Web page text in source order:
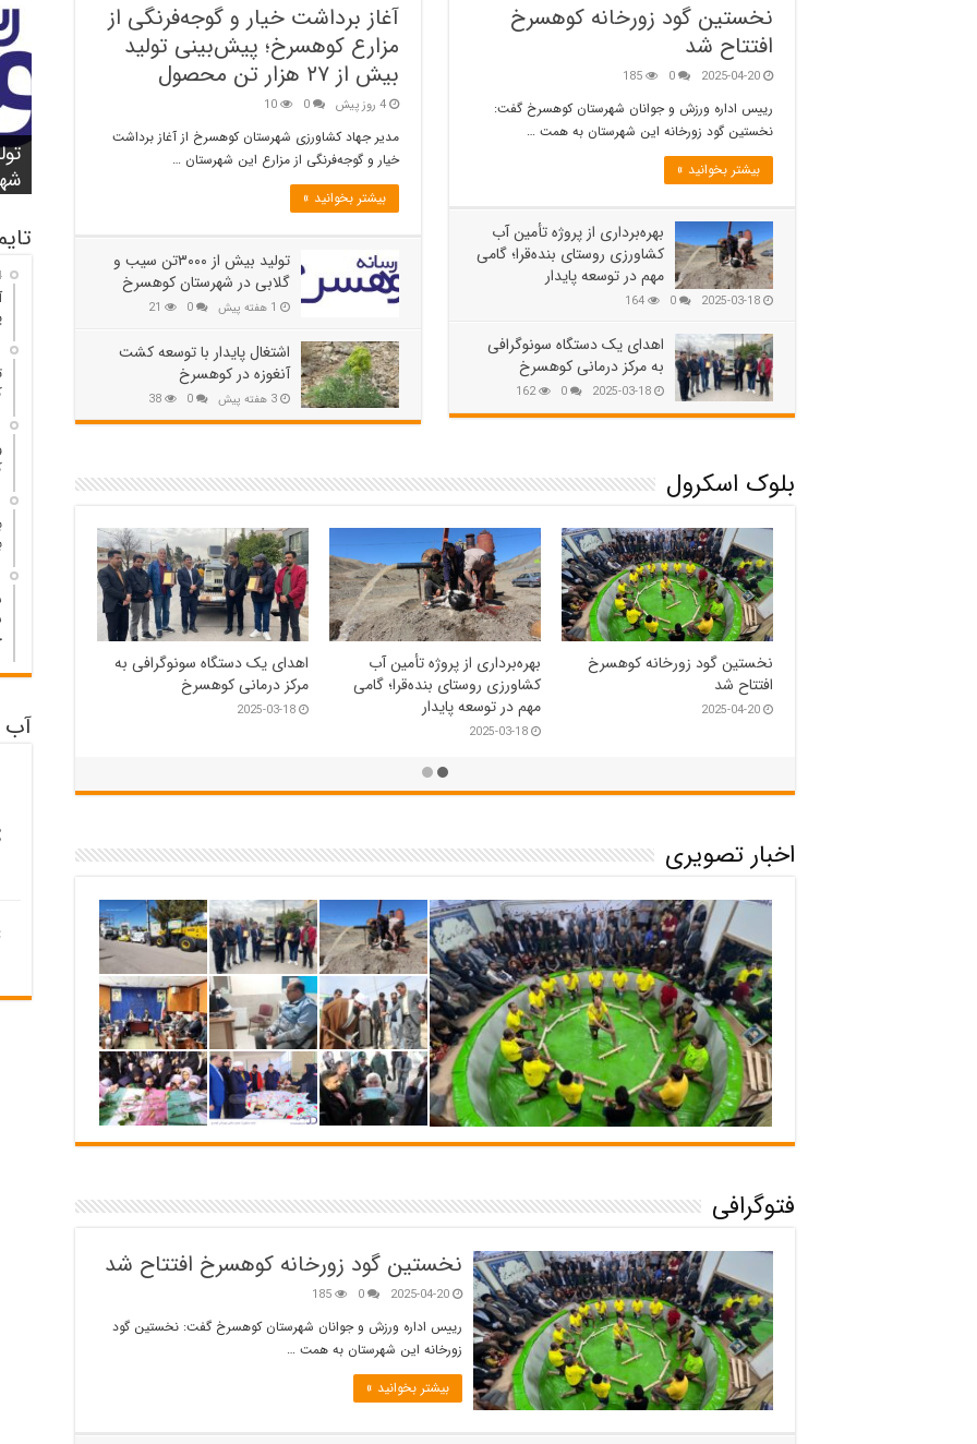
آغاز برداشت خیار و گوجه‌فرنگی از
مزارع کوهسرخ؛ پیش‌بینی تولید
بیش از ۲۷ هزار تن محصول
4 روز پیش 0
10
مدیر جهاد کشاورزی شهرستان کوهسرخ از آغاز برداشت
خیار و گوجه‌فرنگی از مزارع این شهرستان …
بیشتر بخوانید »
تولید بیش از ۳۰۰۰تن سیب و
گلابی در شهرستان کوهسرخ
1 هفته پیش 0
21
اشتغال پایدار با توسعه کشت
آنغوزه در کوهسرخ
3 هفته پیش 0
38
نخستین گود زورخانه کوهسرخ
افتتاح شد
2025-04-20
0
185
رییس اداره ورزش و جوانان شهرستان کوهسرخ گفت:
نخستین گود زورخانه این شهرستان به همت …
بیشتر بخوانید »
بهره‌برداری از پروژه تأمین آب
کشاورزی روستای بنده‌قرا؛ گامی
مهم در توسعه پایدار
2025-03-18
0
164
اهدای یک دستگاه سونوگرافی
به مرکز درمانی کوهسرخ
2025-03-18
0
162
بلوک اسکرول
۵ دستگاه ماشین آلات جدید
شهرداری ریوش رونمایی شد
2025-03-18
برگزاری مراسم روز درختکاری در
گلزار شهدای ریوش
2025-03-06
بازدید سرزده فرماندار شهرستان
کوهسرخ از دستگاه‌های
خدمات‌رسان
اخبار تصویری
فتوگرافی
نخستین گود زورخانه کوهسرخ افتتاح شد
2025-04-20
0
185
رییس اداره ورزش و جوانان شهرستان کوهسرخ گفت: نخستین گود
زورخانه این شهرستان به همت …
بیشتر بخوانید »
۲۵ مصدوم
4
آب